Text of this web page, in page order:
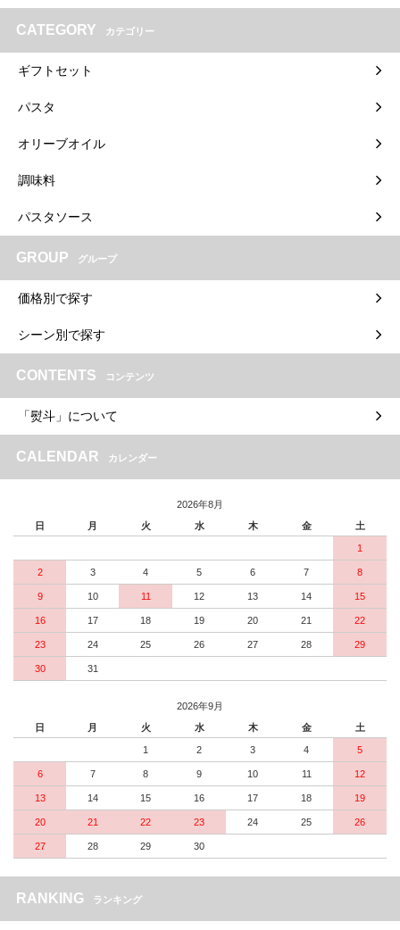
CATEGORY カテゴリー
ギフトセット
パスタ
オリーブオイル
調味料
パスタソース
GROUP グループ
価格別で探す
シーン別で探す
CONTENTS コンテンツ
「熨斗」について
CALENDAR カレンダー
2026年8月
日
月 火 水 木 金 土
1
2 3 4 5 6 7 8
9 10 11 12 13 14 15
16 17 18 19 20 21 22
23 24 25 26 27 28 29
30 31
2026年9月
日
月 火 水 木 金 土
1 2 3 4 5
6 7 8 9 10 11 12
13 14 15 16 17 18 19
20 21 22 23 24 25 26
27 28 29 30
RANKING ランキング